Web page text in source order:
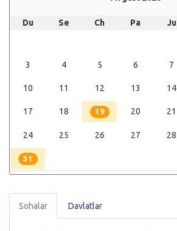
Du Se Ch Pa Ju
3 4 5 6 7
10 11 12 13 14
17 18 19 20 21
24 25 26 27 28
31
Sohalar Davlatlar